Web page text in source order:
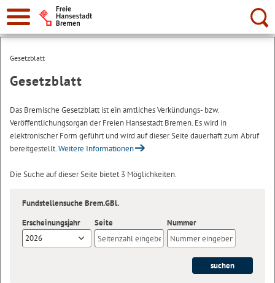
Suche:
Gesetzblatt
Gesetzblatt
Das Bremische Gesetzblatt ist ein amtliches Verkündungs- bzw.
Veröffentlichungsorgan der Freien Hansestadt Bremen. Es wird in
elektronischer Form geführt und wird auf dieser Seite dauerhaft zum Abruf
bereitgestellt.Weitere Informationen
Die Suche auf dieser Seite bietet 3 Möglichkeiten.
Fundstellensuche Brem.GBl.
Erscheinungsjahr
2026
Seite Nummer